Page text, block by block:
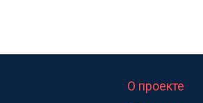
О проекте